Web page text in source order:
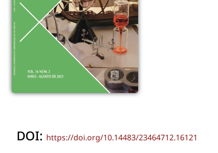
DOI: https://doi.org/10.14483/23464712.16121